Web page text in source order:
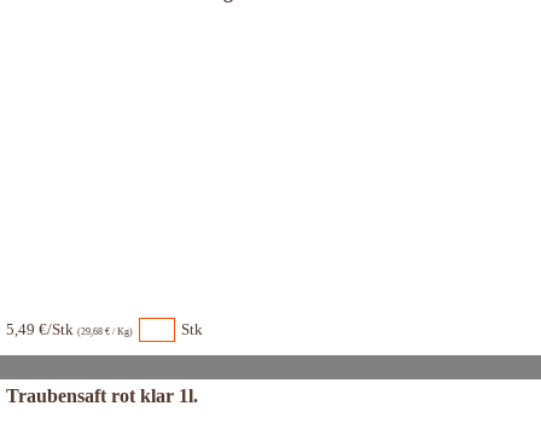
5,49 €/Stk (29,68 € / Kg) Stk
Traubensaft rot klar 1l.